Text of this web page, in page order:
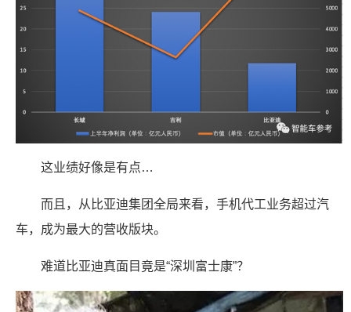
这业绩好像是有点…
而且，从比亚迪集团全局来看，手机代工业务超过汽
车，成为最大的营收版块。
难道比亚迪真面目竟是“深圳富士康”？